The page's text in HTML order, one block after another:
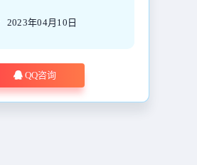
2023年04月10日
QQ咨询